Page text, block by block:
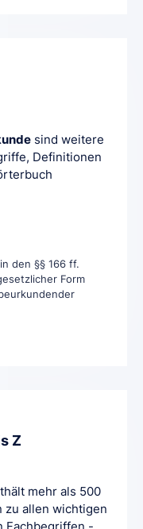
sind weitere
Definitionen
den §§ 166 ff.
Form
Z
mehr als 500
zu allen wichtigen
Fachbegriffen -